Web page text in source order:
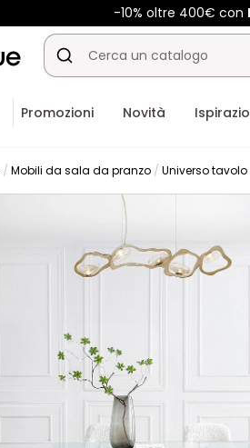
-10% oltre 400€ con
Promozioni Novità
Mobili da sala da pranzo Universo